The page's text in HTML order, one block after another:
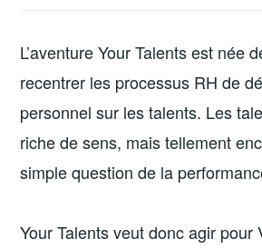
L’aventure Your Talents est née
recentrer les processus RH de
personnel sur les talents. Les
riche de sens, mais tellement
simple question de la
Your Talents veut donc agir pour